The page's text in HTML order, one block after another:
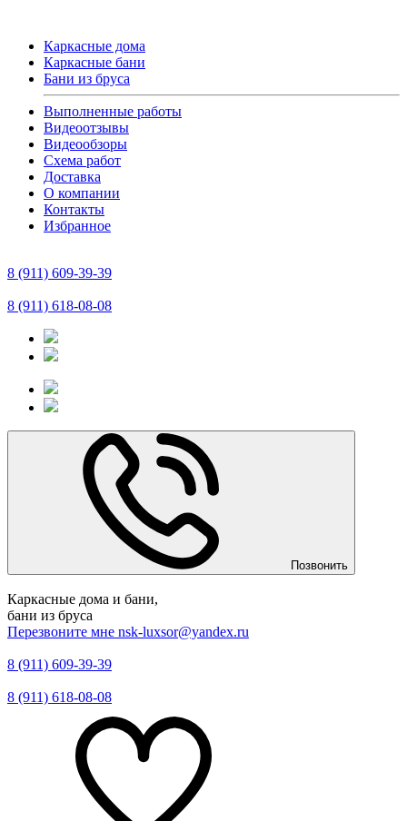
Каркасные дома
Каркасные бани
Бани из бруса
Выполненные работы
Видеоотзывы
Видеообзоры
Схема работ
Доставка
О компании
Контакты
Избранное
8 (911) 609-39-39
8 (911) 618-08-08
Позвонить
Каркасные дома и бани,
бани из бруса
Перезвоните мне nsk-luxsor@yandex.ru
8 (911) 609-39-39
8 (911) 618-08-08